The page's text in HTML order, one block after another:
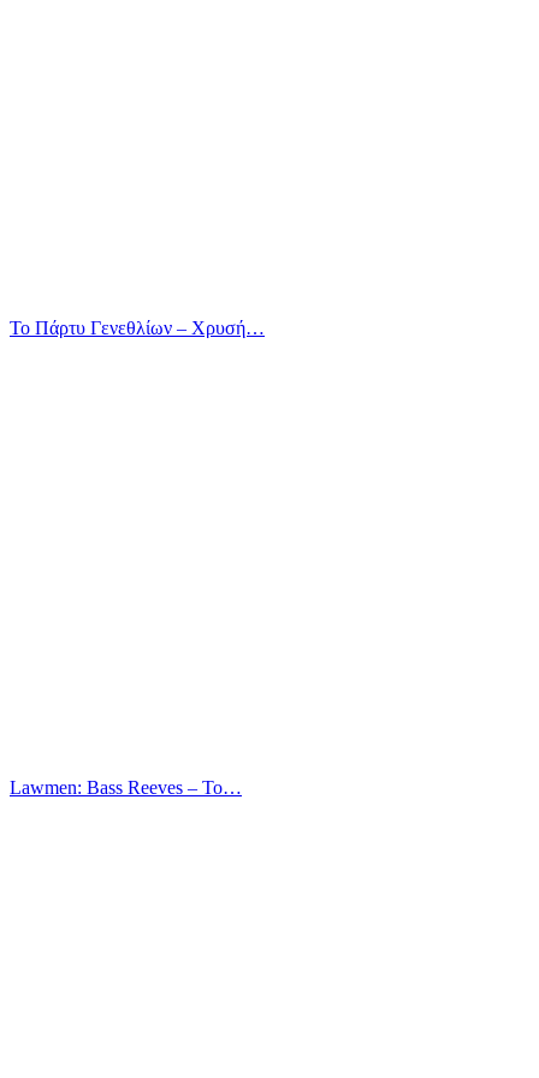
Το Πάρτυ Γενεθλίων – Χρυσή…
Lawmen: Bass Reeves – Το…